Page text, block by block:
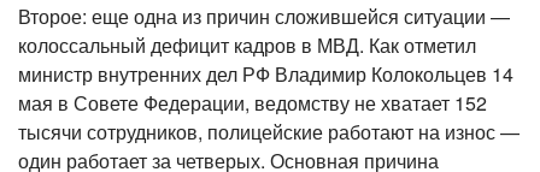
Второе: еще одна из причин сложившейся ситуации —
колоссальный дефицит кадров в МВД. Как отметил
министр внутренних дел РФ Владимир Колокольцев 14
мая в Совете Федерации, ведомству не хватает 152
тысячи сотрудников, полицейские работают на износ —
один работает за четверых. Основная причина